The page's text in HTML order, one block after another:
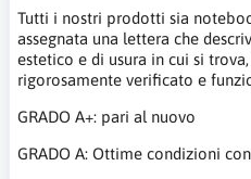
Tutti i nostri prodotti sia
assegnata una lettera che
estetico e di usura in cui si
rigorosamente verificato e
GRADO A+: pari al nuovo
GRADO A: Ottime condizioni